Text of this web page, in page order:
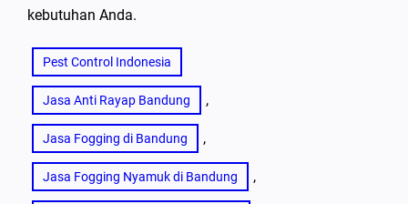
kebutuhan Anda.
Pest Control Indonesia
Jasa Anti Rayap Bandung ,
Jasa Fogging di Bandung ,
Jasa Fogging Nyamuk di Bandung ,